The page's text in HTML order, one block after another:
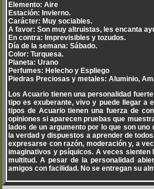
Elemento: Aire
Estación: Invierno.
Carácter: Muy sociables.
A favor: Son muy altruistas, les encanta
En contra: Imprevisibles y tozudos.
Día de la semana: Sábado.
Color: Turquesa.
Planeta: Urano
Perfumes: Helecho y Espliego
Piedras Preciosas y metales: Aluminio,
Los Acuario tienen una personalidad
tipo es exuberante, vivo y puede llegar a
tipos de Acuario tienen una fuerza de
opiniones si aparecen pruebas que
lados de un argumento por lo que son
la verdad y dispuestos a aprender de
expresarse con razón, moderación y, a
imaginativos y psíquicos. A veces sienten
multitud. A pesar de la personalidad
amigos con facilidad. No se entregan su